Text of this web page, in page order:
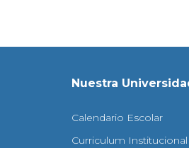
Nuestra
Calendario Escolar
Curriculum Institucional